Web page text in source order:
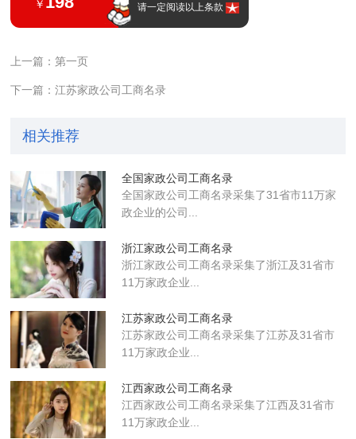
￥ 请一定阅读以上条款
上一篇：第一页
下一篇：江苏家政公司工商名录
相关推荐
全国家政公司工商名录
全国家政公司工商名录采集了31省市11万家
政企业的公司...
浙江家政公司工商名录
浙江家政公司工商名录采集了浙江及31省市
11万家政企业...
江苏家政公司工商名录
江苏家政公司工商名录采集了江苏及31省市
11万家政企业...
江西家政公司工商名录
江西家政公司工商名录采集了江西及31省市
11万家政企业...